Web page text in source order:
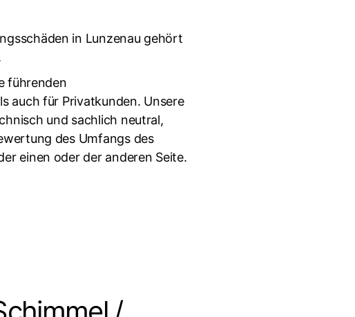
in Lunzenau gehört
führenden
auch für Privatkunden. Unsere
und sachlich neutral,
des Umfangs des
einen oder der anderen Seite.